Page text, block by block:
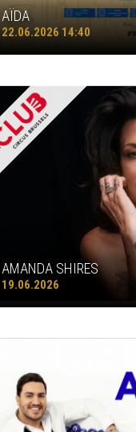
AÏDA
22.06.2026 14:40
AMANDA SHIRES
19.06.2026